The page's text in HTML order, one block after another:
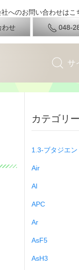
へのお問い合わせはこ
わせ
048-
カテゴリ
1.3-ブタジエン
Air
Al
APC
Ar
AsF5
AsH3